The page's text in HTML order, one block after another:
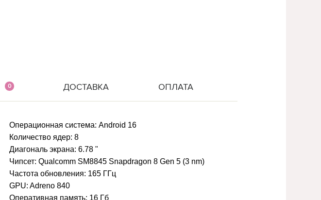
0 ДОСТАВКА ОПЛАТА
Операционная система: Android 16
Количество ядер: 8
Диагональ экрана: 6.78 "
Чипсет: Qualcomm SM8845 Snapdragon 8 Gen 5 (3 nm)
Частота обновления: 165 ГГц
GPU: Adreno 840
Оперативная память: 16 Гб